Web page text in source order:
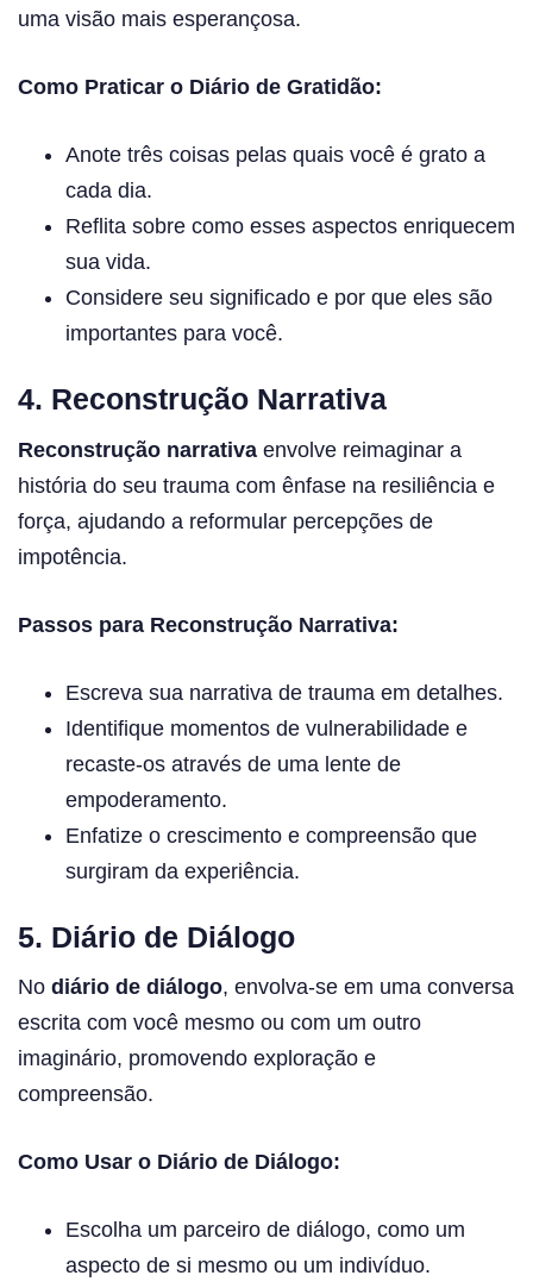
uma visão mais esperançosa.
Como Praticar o Diário de Gratidão:
Anote três coisas pelas quais você é grato a
cada dia.
Reflita sobre como esses aspectos enriquecem
sua vida.
Considere seu significado e por que eles são
importantes para você.
4. Reconstrução Narrativa
Reconstrução narrativa envolve reimaginar a
história do seu trauma com ênfase na resiliência e
força, ajudando a reformular percepções de
impotência.
Passos para Reconstrução Narrativa:
Escreva sua narrativa de trauma em detalhes.
Identifique momentos de vulnerabilidade e
recaste-os através de uma lente de
empoderamento.
Enfatize o crescimento e compreensão que
surgiram da experiência.
5. Diário de Diálogo
No diário de diálogo, envolva-se em uma conversa
escrita com você mesmo ou com um outro
imaginário, promovendo exploração e
compreensão.
Como Usar o Diário de Diálogo:
Escolha um parceiro de diálogo, como um
aspecto de si mesmo ou um indivíduo.